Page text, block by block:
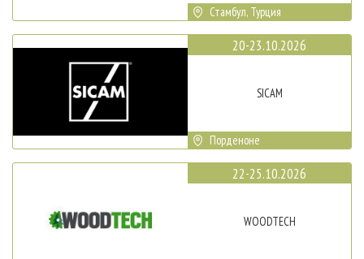
Стамбул, Турция
20-23.10.2026
SICAM
Порденоне
22-25.10.2026
WOODTECH